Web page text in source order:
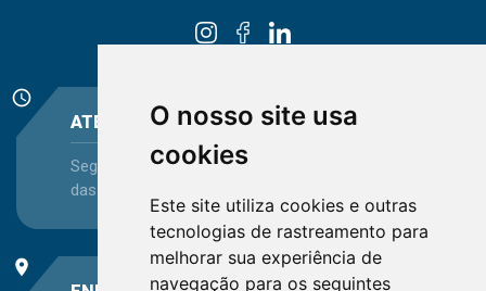
O nosso site usa
cookies
Este site utiliza cookies e outras
tecnologias de rastreamento para
melhorar sua experiência de
navegação para os seguintes
schedule
ATENDIMENTO
Segunda-feira a Sexta-feira - das 08:30 às 12:15 e
das 13:30 às 16:45
place